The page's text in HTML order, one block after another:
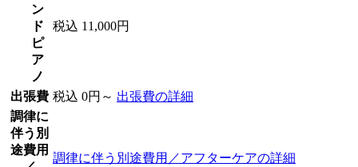
ン
ド
ピ
ア
ノ
税込 11,000円
出張費 税込 0円～ 出張費の詳細
調律に
伴う別
途費用
調律に伴う別途費用／アフターケアの詳細